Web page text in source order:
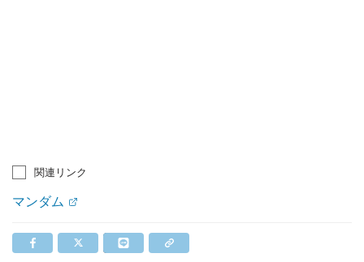
関連リンク
マンダム